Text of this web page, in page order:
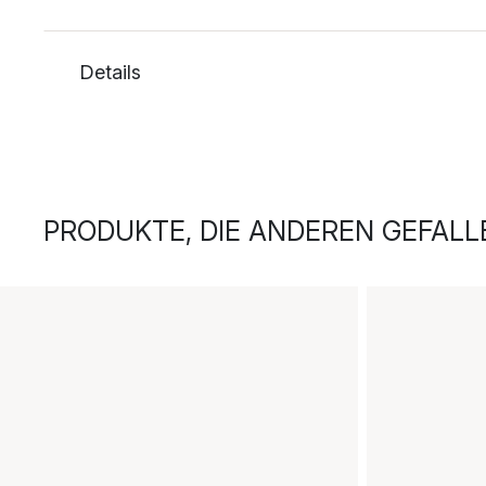
Details
PRODUKTE, DIE ANDEREN